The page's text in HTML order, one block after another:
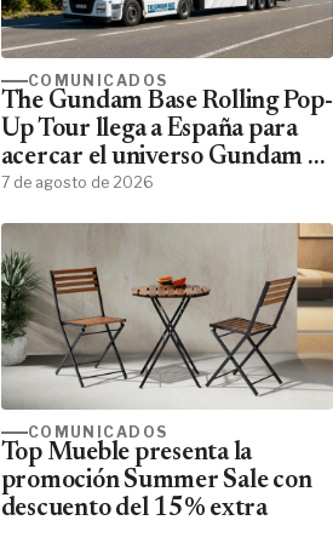
COMUNICADOS
The Gundam Base Rolling Pop-
Up Tour llega a España para
acercar el universo Gundam a
todos los fans
7 de agosto de 2026
COMUNICADOS
Top Mueble presenta la
promoción Summer Sale con
descuento del 15% extra